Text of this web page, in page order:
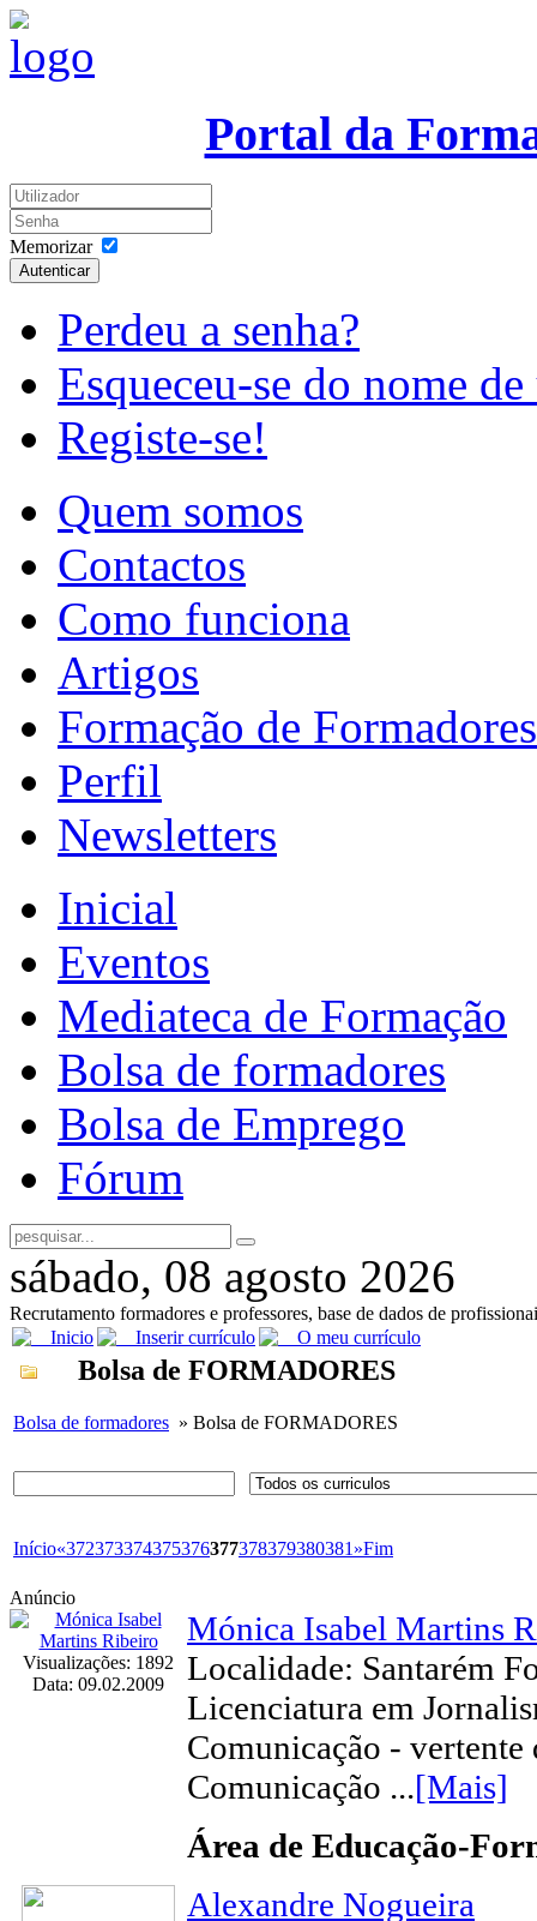
Portal da
Memorizar
Autenticar
Perdeu a senha?
Esqueceu-se do nome
Registe-se!
Quem somos
Contactos
Como funciona
Artigos
Formação de Formadores
Perfil
Newsletters
Inicial
Eventos
Mediateca de Formação
Bolsa de formadores
Bolsa de Emprego
Fórum
sábado, 08 agosto 2026
Recrutamento formadores e professores, base de dados de
Inicio
Inserir currículo O meu currículo
Bolsa de FORMADORES
Bolsa de formadores » Bolsa de FORMADORES
Início«372373374375376377378379380381»Fim
Anúncio
Visualizações: 1892
Data: 09.02.2009
Mónica Isabel Martins
Localidade: Santarém
Licenciatura em
Comunicação - vertente
Comunicação ...[Mais]
Área de Educação-
Alexandre Nogueira